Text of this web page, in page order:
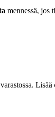
mennessä, jos